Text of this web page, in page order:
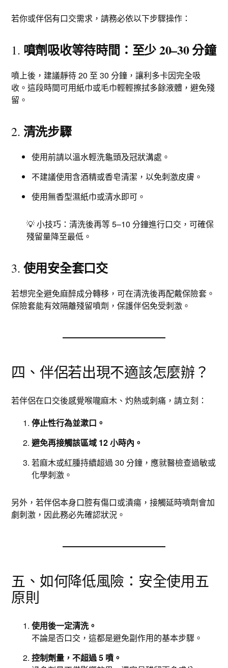
若你或伴侶有口交需求，請務必依以下步驟操作：
1. 噴劑吸收等待時間：至少 20–30 分鐘
噴上後，建議靜待 20 至 30 分鐘，讓利多卡因完全吸
收。這段時間可用紙巾或毛巾輕輕擦拭多餘液體，避免殘
留。
2. 清洗步驟
使用前請以溫水輕洗龜頭及冠狀溝處。
不建議使用含酒精或香皂清潔，以免刺激皮膚。
使用無香型濕紙巾或清水即可。
💡 小技巧：清洗後再等 5–10 分鐘進行口交，可確保
殘留量降至最低。
3. 使用安全套口交
若想完全避免麻醉成分轉移，可在清洗後再配戴保險套。
保險套能有效隔離殘留噴劑，保護伴侶免受刺激。
四、伴侶若出現不適該怎麼辦？
若伴侶在口交後感覺喉嚨麻木、灼熱或刺痛，請立刻：
停止性行為並漱口。
避免再接觸該區域 12 小時內。
若麻木或紅腫持續超過 30 分鐘，應就醫檢查過敏或
化學刺激。
另外，若伴侶本身口腔有傷口或潰瘍，接觸延時噴劑會加
劇刺激，因此務必先確認狀況。
五、如何降低風險：安全使用五
原則
使用後一定清洗。
不論是否口交，這都是避免副作用的基本步驟。
控制劑量，不超過 5 噴。